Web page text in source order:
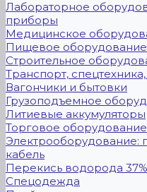
Лабораторное
приборы
Медицинское
Пищевое оборудование
Строительное
Транспорт,
Вагончики и бытовки
Грузоподъемное
Литиевые аккумуляторы
Торговое
Электрооборудование:
кабель
Перекись водорода 37%
Спецодежда